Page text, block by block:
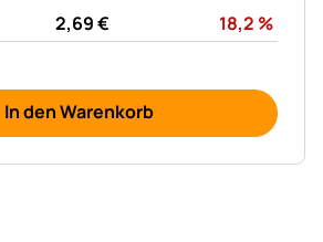
2,69€ 18,2 %
In den Warenkorb